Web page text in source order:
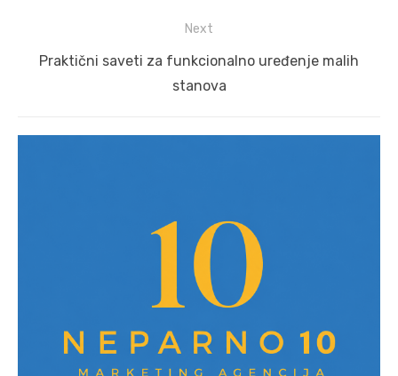
Next
Next
Praktični saveti za funkcionalno uređenje malih
stanova